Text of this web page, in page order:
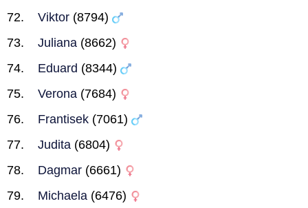
Viktor (8794)
Juliana (8662)
Eduard (8344)
Verona (7684)
Frantisek (7061)
Judita (6804)
Dagmar (6661)
Michaela (6476)